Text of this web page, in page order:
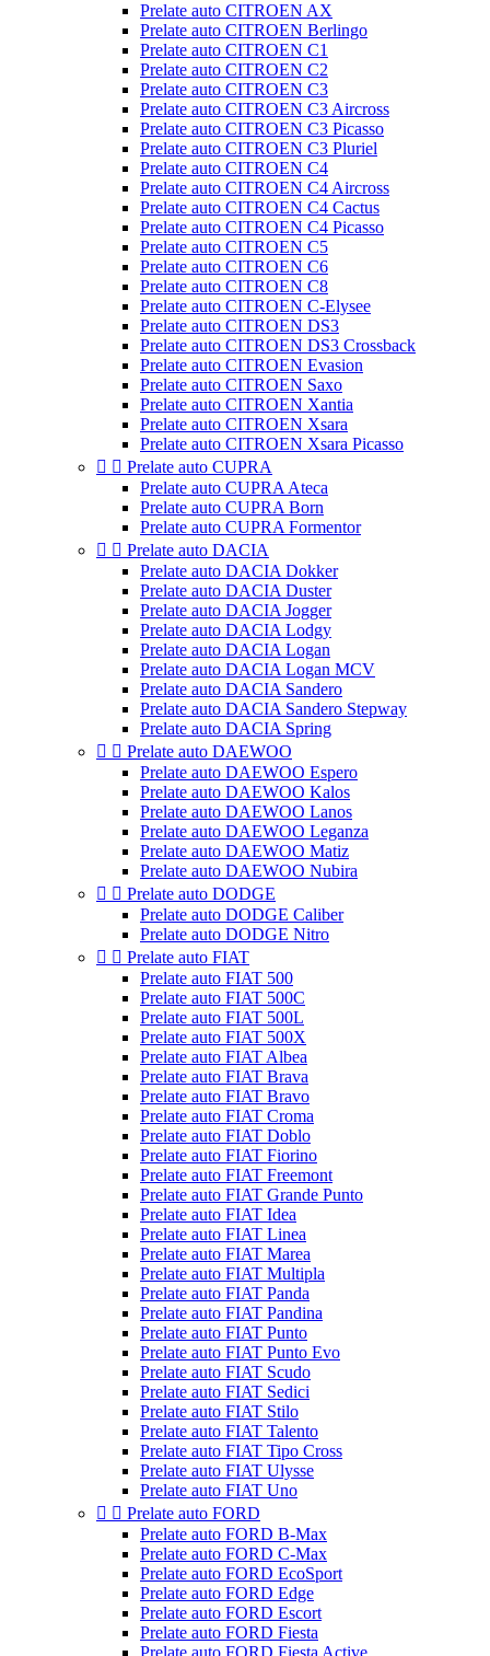
Prelate auto CITROEN AX
Prelate auto CITROEN Berlingo
Prelate auto CITROEN C1
Prelate auto CITROEN C2
Prelate auto CITROEN C3
Prelate auto CITROEN C3 Aircross
Prelate auto CITROEN C3 Picasso
Prelate auto CITROEN C3 Pluriel
Prelate auto CITROEN C4
Prelate auto CITROEN C4 Aircross
Prelate auto CITROEN C4 Cactus
Prelate auto CITROEN C4 Picasso
Prelate auto CITROEN C5
Prelate auto CITROEN C6
Prelate auto CITROEN C8
Prelate auto CITROEN C-Elysee
Prelate auto CITROEN DS3
Prelate auto CITROEN DS3 Crossback
Prelate auto CITROEN Evasion
Prelate auto CITROEN Saxo
Prelate auto CITROEN Xantia
Prelate auto CITROEN Xsara
Prelate auto CITROEN Xsara Picasso
  Prelate auto CUPRA
Prelate auto CUPRA Ateca
Prelate auto CUPRA Born
Prelate auto CUPRA Formentor
  Prelate auto DACIA
Prelate auto DACIA Dokker
Prelate auto DACIA Duster
Prelate auto DACIA Jogger
Prelate auto DACIA Lodgy
Prelate auto DACIA Logan
Prelate auto DACIA Logan MCV
Prelate auto DACIA Sandero
Prelate auto DACIA Sandero Stepway
Prelate auto DACIA Spring
  Prelate auto DAEWOO
Prelate auto DAEWOO Espero
Prelate auto DAEWOO Kalos
Prelate auto DAEWOO Lanos
Prelate auto DAEWOO Leganza
Prelate auto DAEWOO Matiz
Prelate auto DAEWOO Nubira
  Prelate auto DODGE
Prelate auto DODGE Caliber
Prelate auto DODGE Nitro
  Prelate auto FIAT
Prelate auto FIAT 500
Prelate auto FIAT 500C
Prelate auto FIAT 500L
Prelate auto FIAT 500X
Prelate auto FIAT Albea
Prelate auto FIAT Brava
Prelate auto FIAT Bravo
Prelate auto FIAT Croma
Prelate auto FIAT Doblo
Prelate auto FIAT Fiorino
Prelate auto FIAT Freemont
Prelate auto FIAT Grande Punto
Prelate auto FIAT Idea
Prelate auto FIAT Linea
Prelate auto FIAT Marea
Prelate auto FIAT Multipla
Prelate auto FIAT Panda
Prelate auto FIAT Pandina
Prelate auto FIAT Punto
Prelate auto FIAT Punto Evo
Prelate auto FIAT Scudo
Prelate auto FIAT Sedici
Prelate auto FIAT Stilo
Prelate auto FIAT Talento
Prelate auto FIAT Tipo Cross
Prelate auto FIAT Ulysse
Prelate auto FIAT Uno
  Prelate auto FORD
Prelate auto FORD B-Max
Prelate auto FORD C-Max
Prelate auto FORD EcoSport
Prelate auto FORD Edge
Prelate auto FORD Escort
Prelate auto FORD Fiesta
Prelate auto FORD Fiesta Active